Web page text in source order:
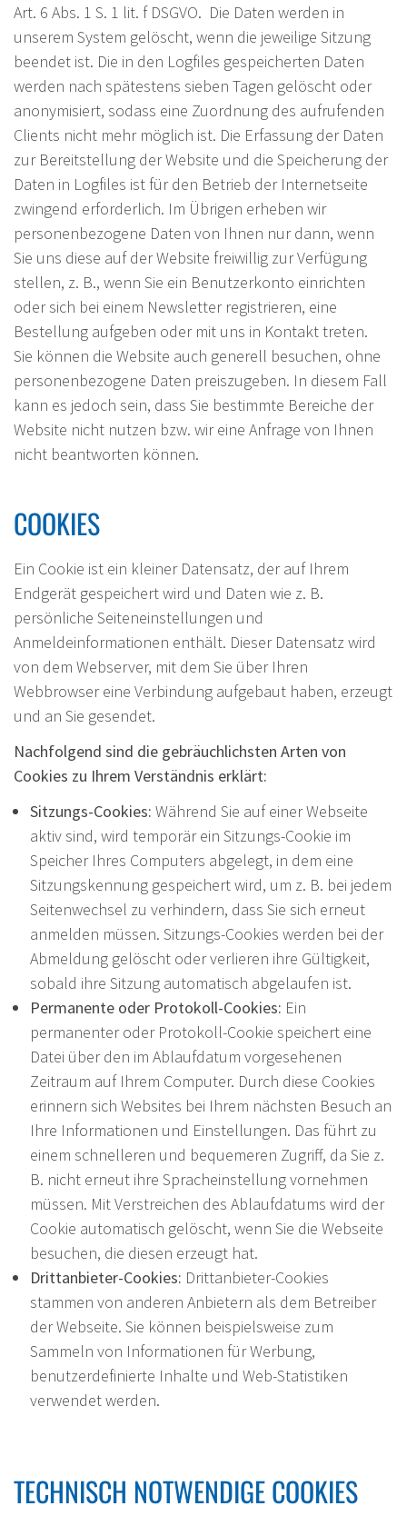
Art. 6 Abs. 1 S. 1 lit. f DSGVO. Die Daten werden in
unserem System gelöscht, wenn die jeweilige Sitzung
beendet ist. Die in den Logfiles gespeicherten Daten
werden nach spätestens sieben Tagen gelöscht oder
anonymisiert, sodass eine Zuordnung des aufrufenden
Clients nicht mehr möglich ist. Die Erfassung der Daten
zur Bereitstellung der Website und die Speicherung der
Daten in Logfiles ist für den Betrieb der Internetseite
zwingend erforderlich. Im Übrigen erheben wir
personenbezogene Daten von Ihnen nur dann, wenn
Sie uns diese auf der Website freiwillig zur Verfügung
stellen, z. B., wenn Sie ein Benutzerkonto einrichten
oder sich bei einem Newsletter registrieren, eine
Bestellung aufgeben oder mit uns in Kontakt treten.
Sie können die Website auch generell besuchen, ohne
personenbezogene Daten preiszugeben. In diesem Fall
kann es jedoch sein, dass Sie bestimmte Bereiche der
Website nicht nutzen bzw. wir eine Anfrage von Ihnen
nicht beantworten können.
COOKIES
Ein Cookie ist ein kleiner Datensatz, der auf Ihrem
Endgerät gespeichert wird und Daten wie z. B.
persönliche Seiteneinstellungen und
Anmeldeinformationen enthält. Dieser Datensatz wird
von dem Webserver, mit dem Sie über Ihren
Webbrowser eine Verbindung aufgebaut haben, erzeugt
und an Sie gesendet.
Nachfolgend sind die gebräuchlichsten Arten von
Cookies zu Ihrem Verständnis erklärt:
Sitzungs-Cookies: Während Sie auf einer Webseite
aktiv sind, wird temporär ein Sitzungs-Cookie im
Speicher Ihres Computers abgelegt, in dem eine
Sitzungskennung gespeichert wird, um z. B. bei jedem
Seitenwechsel zu verhindern, dass Sie sich erneut
anmelden müssen. Sitzungs-Cookies werden bei der
Abmeldung gelöscht oder verlieren ihre Gültigkeit,
sobald ihre Sitzung automatisch abgelaufen ist.
Permanente oder Protokoll-Cookies: Ein
permanenter oder Protokoll-Cookie speichert eine
Datei über den im Ablaufdatum vorgesehenen
Zeitraum auf Ihrem Computer. Durch diese Cookies
erinnern sich Websites bei Ihrem nächsten Besuch an
Ihre Informationen und Einstellungen. Das führt zu
einem schnelleren und bequemeren Zugriff, da Sie z.
B. nicht erneut ihre Spracheinstellung vornehmen
müssen. Mit Verstreichen des Ablaufdatums wird der
Cookie automatisch gelöscht, wenn Sie die Webseite
besuchen, die diesen erzeugt hat.
Drittanbieter-Cookies: Drittanbieter-Cookies
stammen von anderen Anbietern als dem Betreiber
der Webseite. Sie können beispielsweise zum
Sammeln von Informationen für Werbung,
benutzerdefinierte Inhalte und Web-Statistiken
verwendet werden.
TECHNISCH NOTWENDIGE COOKIES